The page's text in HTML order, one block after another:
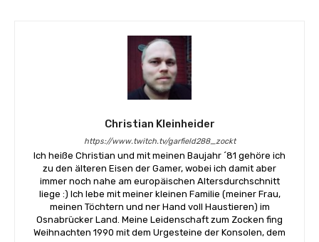
Christian Kleinheider
https://www.twitch.tv/garfield288_zockt
Ich heiße Christian und mit meinen Baujahr ´81 gehöre ich
zu den älteren Eisen der Gamer, wobei ich damit aber
immer noch nahe am europäischen Altersdurchschnitt
liege :) Ich lebe mit meiner kleinen Familie (meiner Frau,
meinen Töchtern und ner Hand voll Haustieren) im
Osnabrücker Land. Meine Leidenschaft zum Zocken fing
Weihnachten 1990 mit dem Urgesteine der Konsolen, dem